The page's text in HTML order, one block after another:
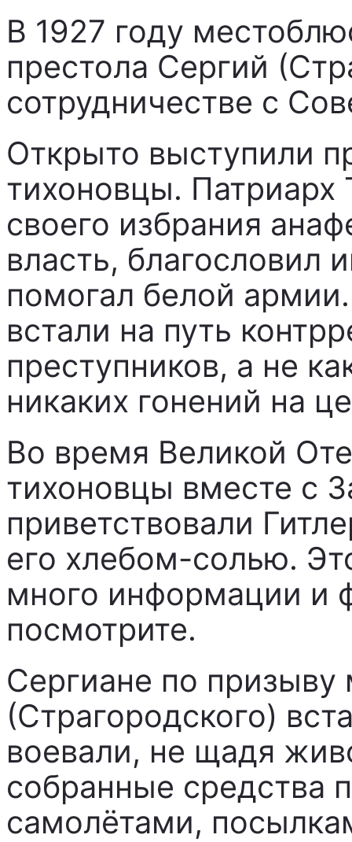
В 1927 году
престола Сергий
сотрудничестве с
Открыто выступили
тихоновцы. Патриарх
своего избрания
власть, благословил
помогал белой
встали на путь
преступников, а не
никаких гонений на
Во время Великой
тихоновцы вместе с
приветствовали
его хлебом-солью.
много информации и
посмотрите.
Сергиане по призыву
(Страгородского)
воевали, не щадя
собранные средства
самолётами,